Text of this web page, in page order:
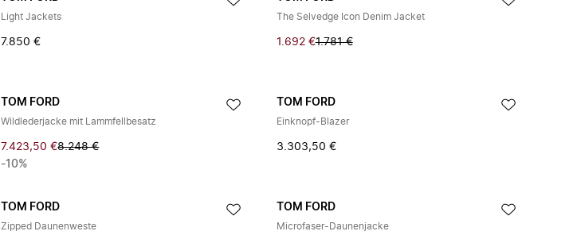
Light Jackets
7.850 €
The Selvedge Icon Denim Jacket
1.692 €1.781 €
TOM FORD
Wildlederjacke mit Lammfellbesatz
7.423,50 €8.248 €
-10%
TOM FORD
Einknopf-Blazer
3.303,50 €
TOM FORD
Zipped Daunenweste
TOM FORD
Microfaser-Daunenjacke